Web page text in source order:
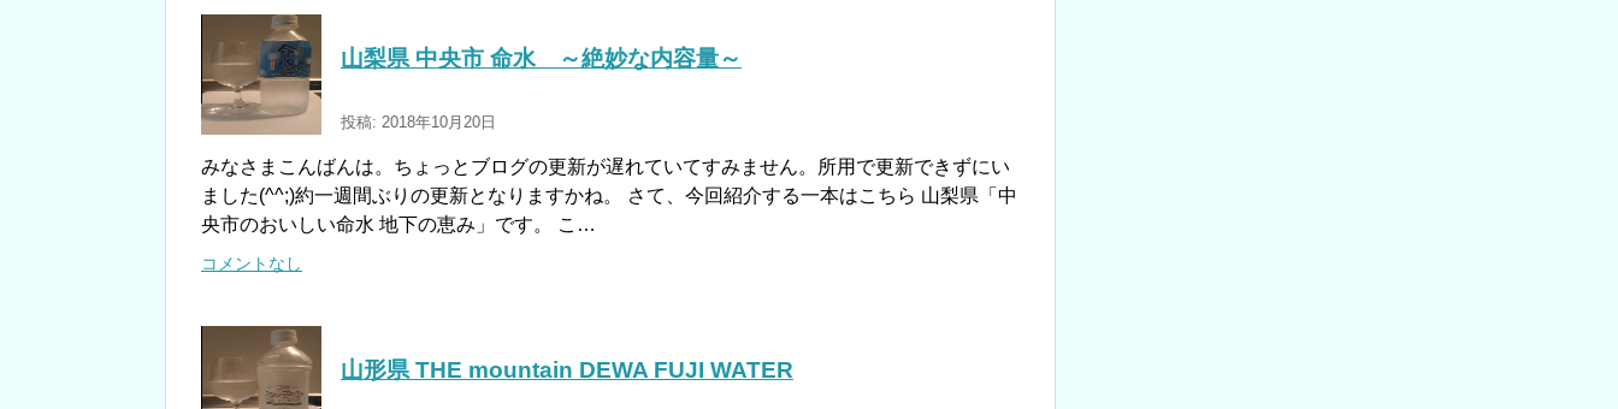
山梨県 中央市 命水 ～絶妙な内容量～
投稿: 2018年10月20日
みなさまこんばんは。ちょっとブログの更新が遅れていてすみません。所用で更新できずにい
ました(^^;)約一週間ぶりの更新となりますかね。 さて、今回紹介する一本はこちら 山梨県「中
央市のおいしい命水 地下の恵み」です。 こ…
コメントなし
山形県 THE mountain DEWA FUJI WATER